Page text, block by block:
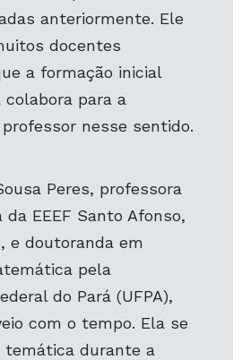
anteriormente. Ele
docentes
a formação inicial
colabora para a
nesse sentido.
Peres, professora
EEEF Santo Afonso,
e doutoranda em
pela
do Pará (UFPA),
com o tempo. Ela se
temática durante a